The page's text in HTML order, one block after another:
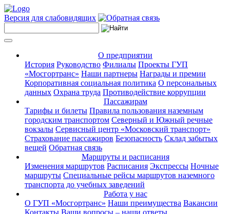
Версия для слабовидящих
О предприятии
История Руководство Филиалы Проекты ГУП
«Мосгортранс» Наши партнеры Награды и премии
Корпоративная социальная политика О персональных
данных Охрана труда Противодействие коррупции
Пассажирам
Тарифы и билеты Правила пользования наземным
городским транспортом Северный и Южный речные
вокзалы Сервисный центр «Московский транспорт»
Страхование пассажиров Безопасность Склад забытых
вещей Обратная связь
Маршруты и расписания
Изменения маршрутов Расписания Экспрессы Ночные
маршруты Специальные рейсы маршрутов наземного
транспорта до учебных заведений
Работа у нас
О ГУП «Мосгортранс» Наши преимущества Вакансии
Контакты Ваши вопросы – наши ответы